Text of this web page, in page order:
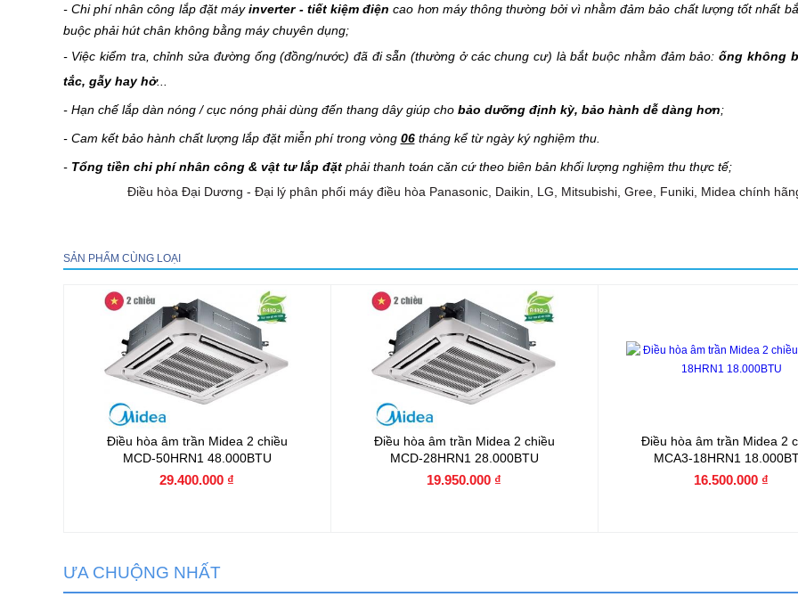
- Chi phí nhân công lắp đặt máyinverter - tiết kiệm điện cao hơn máy thông thường bởi vì nhằm đảm bảo chất lượng tốt nhất
buộc phải hút chân không bằng máy chuyên dụng;
- Việc kiểm tra, chỉnh sửa đường ống (đồng/nước) đã đi sẵn (thường ở các chung cư) là bắt buộc nhằm đảm bảo:ống không
tắc, gẫy hay hở...
- Hạn chế lắp dàn nóng / cục nóng phải dùng đến thang dây giúp chobảo dưỡng định kỳ, bảo hành dễ dàng hơn;
- Cam kết bảo hành chất lượng lắp đặt miễn phí trong vòng 06tháng kể từ ngày ký nghiệm thu.
- Tổng tiền chi phí nhân công & vật tư lắp đặtphải thanh toán căn cứ theo biên bản khối lượng nghiệm thu thực tế;
Điều hòa Đại Dương - Đại lý phân phối máy điều hòa Panasonic, Daikin, LG, Mitsubishi, Gree, Funiki, Midea chính
SẢN PHẨM CÙNG LOẠI
Điều hòa âm trần Midea 2 chiều
MCD-50HRN1 48.000BTU
29.400.000 ₫
Điều hòa âm trần Midea 2 chiều
MCD-28HRN1 28.000BTU
19.950.000 ₫
Điều hòa âm trần Midea 2
MCA3-18HRN1
16.500.000 ₫
ƯA CHUỘNG NHẤT